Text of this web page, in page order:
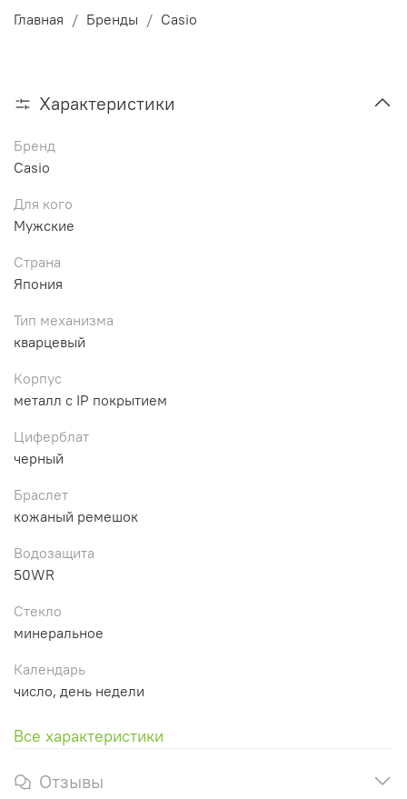
Главная Бренды Casio
Характеристики
Бренд
Casio
Для кого
Мужские
Страна
Япония
Тип механизма
кварцевый
Корпус
металл с IP покрытием
Циферблат
черный
Браслет
кожаный ремешок
Водозащита
50WR
Стекло
минеральное
Календарь
число, день недели
Все характеристики
Отзывы